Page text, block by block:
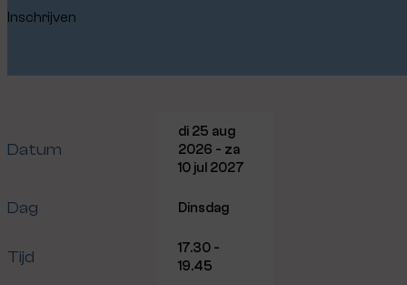
Inschrijven
Datum
di 25 aug
2026 - za
10 jul 2027
Dag Dinsdag
Tijd
17.30 -
19.45